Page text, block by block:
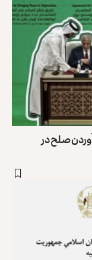
صلح در